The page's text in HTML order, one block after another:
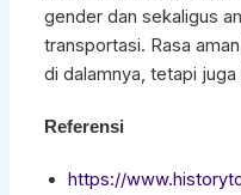
gender dan sekaligus
transportasi. Rasa
di dalamnya, tetapi
Referensi
https://